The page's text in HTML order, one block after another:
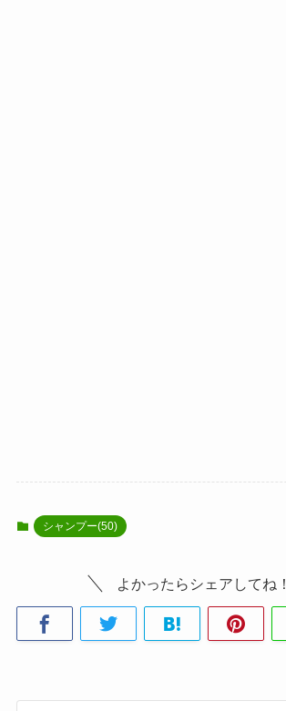
シャンプー(50)
よかったらシェアしてね！